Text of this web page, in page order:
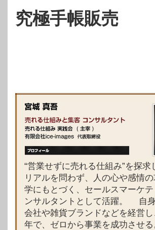
究極手帳販売
“営業せずに売れる仕組み”を探求
リアルを問わず、人の心や感情
学にもとづく、セールスマーケテ
ンサルタントとして活躍。 自
会社や雑貨ブランドなどを経営
年で、ゼロから事業を成功させる